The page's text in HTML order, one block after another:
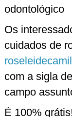
odontológico
Os
cuidados de
com a sigla
campo
É 100%